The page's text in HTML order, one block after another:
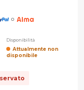
o
Disponibilità
Attualmente non
disponibile